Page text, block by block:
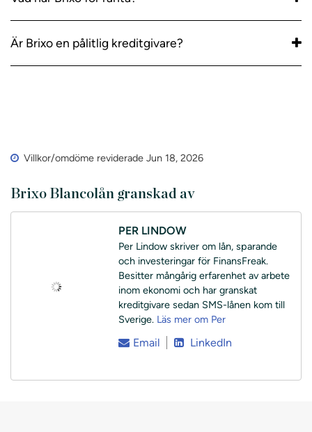
Är Brixo en pålitlig kreditgivare?
Villkor/omdöme reviderade Jun 18, 2026
Brixo Blancolån granskad av
PER LINDOW
Per Lindow skriver om lån, sparande
och investeringar för FinansFreak.
Besitter mångårig erfarenhet av arbete
inom ekonomi och har granskat
kreditgivare sedan SMS-lånen kom till
Sverige. Läs mer om Per
Email LinkedIn